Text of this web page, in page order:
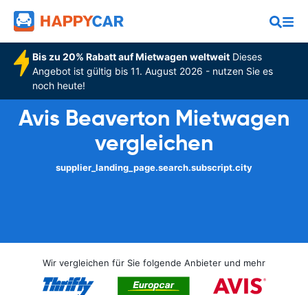
Bis zu 20% Rabatt auf Mietwagen weltweitDieses
Angebot ist gültig bis 11. August 2026 - nutzen Sie es
noch heute!
Avis Beaverton Mietwagen
vergleichen
supplier_landing_page.search.subscript.city
Wir vergleichen für Sie folgende Anbieter und mehr